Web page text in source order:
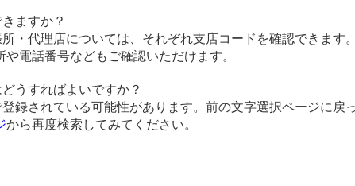
ますか？
・代理店については、それぞれ支店コードを確認できます
電話番号などもご確認いただけます。
うすればよいですか？
録されている可能性があります。前の文字選択ページに戻
から再度検索してみてください。